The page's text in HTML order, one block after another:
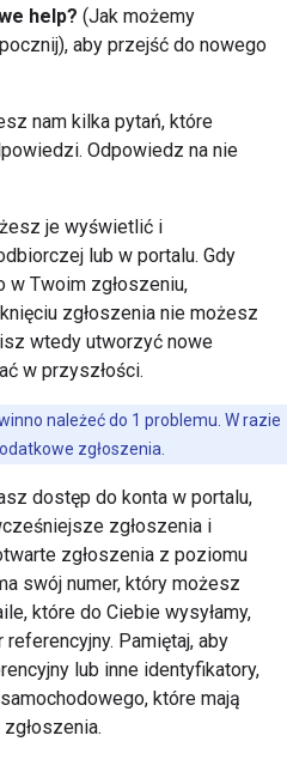
help? (Jak możemy
aby przejść do nowego
nam kilka pytań, które
Odpowiedz na nie
je wyświetlić i
lub w portalu. Gdy
w Twoim zgłoszeniu,
zgłoszenia nie możesz
wtedy utworzyć nowe
w przyszłości.
należeć do 1 problemu. W razie
zgłoszenia.
dostęp do konta w portalu,
zgłoszenia i
zgłoszenia z poziomu
swój numer, który możesz
które do Ciebie wysyłamy,
Pamiętaj, aby
lub inne identyfikatory,
które mają